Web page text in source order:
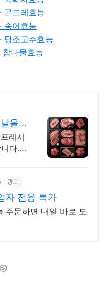
드레효능
어효능
조고추효능
나물효능
을
레시
다.
광고
자 전용 특가
주문하면 내일 바로 도